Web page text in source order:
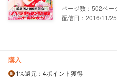
502
配信日：2016/11/25
購入
1%還元 ：4ポイント獲得